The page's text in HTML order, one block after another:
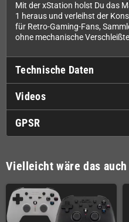
Mit der xStation holst Du das
1 heraus und verleihst der
für Retro-Gaming-Fans,
ohne mechanische
Technische Daten
Videos
GPSR
Vielleicht wäre das